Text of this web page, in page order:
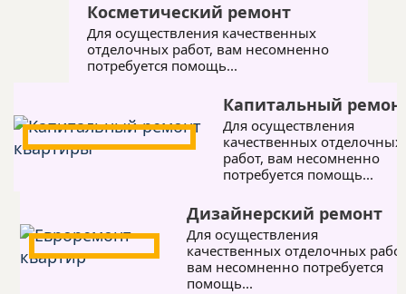
Косметический ремонт
Для осуществления качественных
отделочных работ, вам несомненно
потребуется помощь...
Капитальный
Для осуществления
качественных отделочных
работ, вам несомненно
потребуется помощь...
Дизайнерский ремонт
Для осуществления
качественных отделочных
вам несомненно потребуется
помощь...